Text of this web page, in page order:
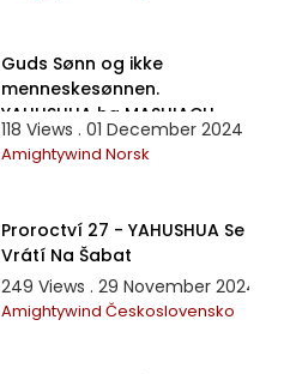
Guds Sønn og ikke
menneskesønnen.
YAHUSHUA ha MASHIACH.
118 Views . 01 December 2024
Amightywind Norsk
Proroctví 27 - YAHUSHUA Se
Vrátí Na Šabat
249 Views . 29 November 2024
Amightywind Československo